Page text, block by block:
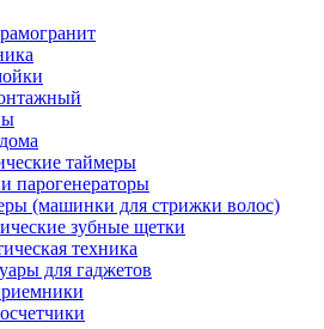
таймеры
парогенераторы
(машинки для стрижки волос)
зубные щетки
техника
для гаджетов